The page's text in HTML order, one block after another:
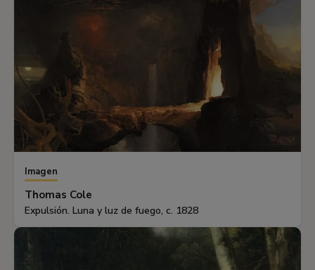
Imagen
Thomas Cole
Expulsión. Luna y luz de fuego, c. 1828